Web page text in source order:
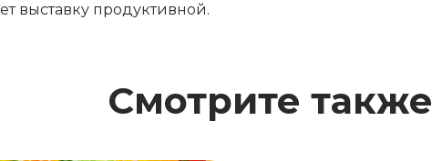
выставку продуктивной.
Смотрите также